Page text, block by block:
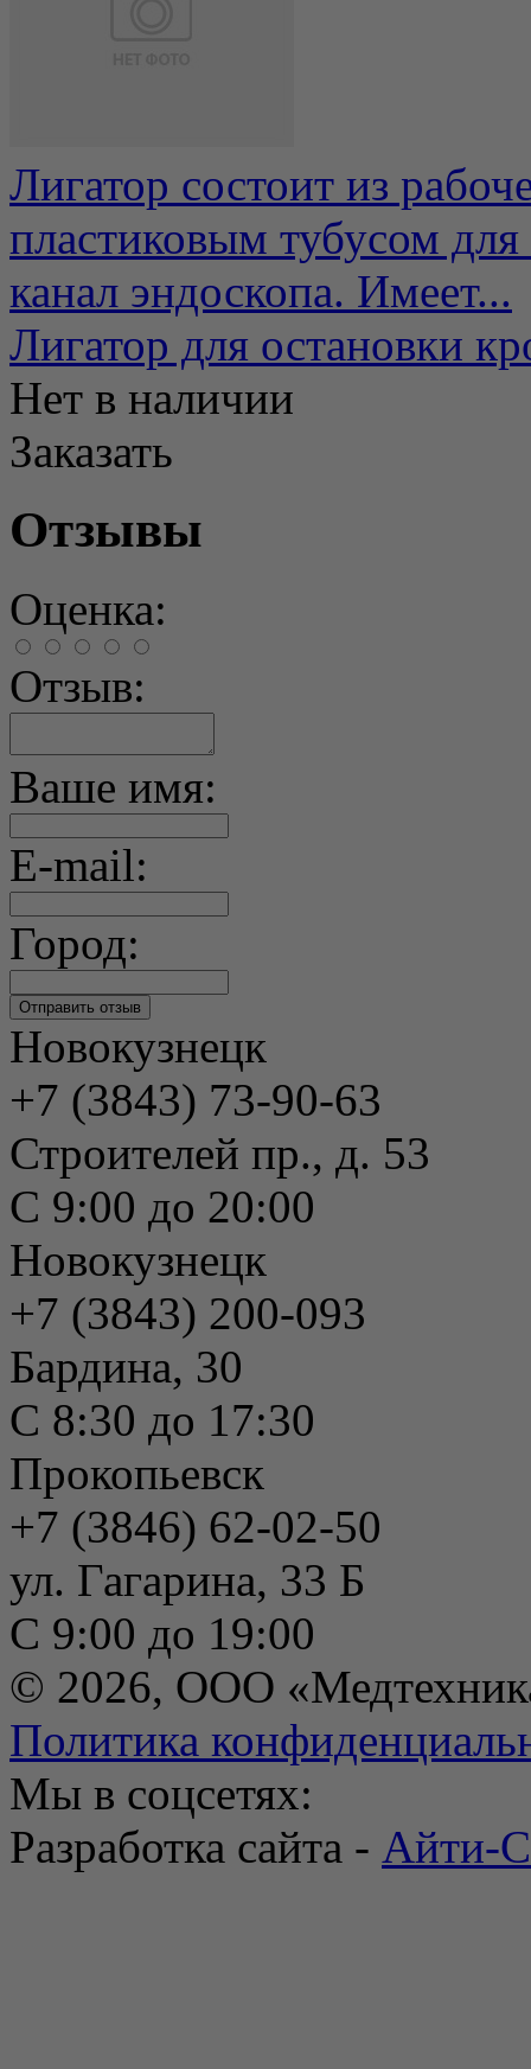
Лигатор состоит из
пластиковым тубусом
канал эндоскопа. Имеет...
Лигатор для остановки
Нет в наличии
Заказать
Отзывы
Оценка:
Отзыв:
Ваше имя:
E-mail:
Город:
Новокузнецк
+7 (3843) 73-90-63
Строителей пр., д. 53
С 9:00 до 20:00
Новокузнецк
+7 (3843) 200-093
Бардина, 30
С 8:30 до 17:30
Прокопьевск
+7 (3846) 62-02-50
ул. Гагарина, 33 Б
С 9:00 до 19:00
© 2026, ООО
Политика
Мы в соцсетях:
Разработка сайта - Айти-